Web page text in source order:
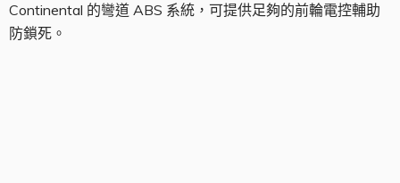
Continental 的彎道 ABS 系統，可提供足夠的前輪電控輔助
防鎖死。